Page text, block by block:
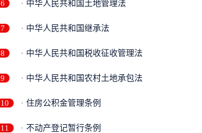
6 · 中华人民共和国土地管理法
7 · 中华人民共和国继承法
8 · 中华人民共和国税收征收管理法
9 · 中华人民共和国农村土地承包法
10 · 住房公积金管理条例
11 · 不动产登记暂行条例